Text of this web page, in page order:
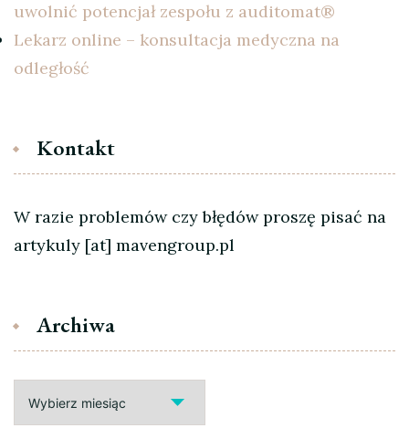
uwolnić potencjał zespołu z auditomat®
Lekarz online – konsultacja medyczna na
odległość
Kontakt
W razie problemów czy błędów proszę pisać na
artykuly [at] mavengroup.pl
Archiwa